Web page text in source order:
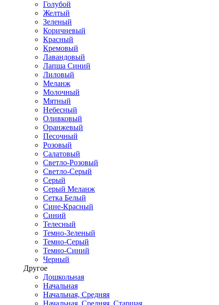
Голубой
Желтый
Зеленый
Коричневый
Красный
Кремовый
Лавандовый
Лапша Синий
Лиловый
Меланж
Молочный
Мятный
Небесный
Оливковый
Оранжевый
Песочный
Розовый
Салатовый
Светло-Розовый
Светло-Серый
Серый
Серый Меланж
Сетка Белый
Сине-Красный
Синий
Телесный
Темно-Зеленый
Темно-Серый
Темно-Синий
Черный
Другое
Дошкольная
Начальная
Начальная, Средняя
Начальная, Средняя, Старшая